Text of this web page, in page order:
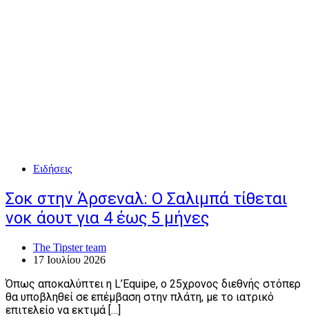
Ειδήσεις
Σοκ στην Άρσεναλ: Ο Σαλιμπά τίθεται
νοκ άουτ για 4 έως 5 μήνες
The Tipster team
17 Ιουλίου 2026
Όπως αποκαλύπτει η L’Equipe, ο 25χρονος διεθνής στόπερ
θα υποβληθεί σε επέμβαση στην πλάτη, με το ιατρικό
επιτελείο να εκτιμά […]